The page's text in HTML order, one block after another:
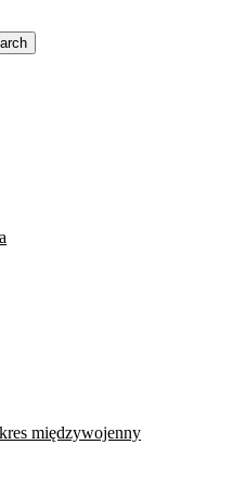
międzywojenny